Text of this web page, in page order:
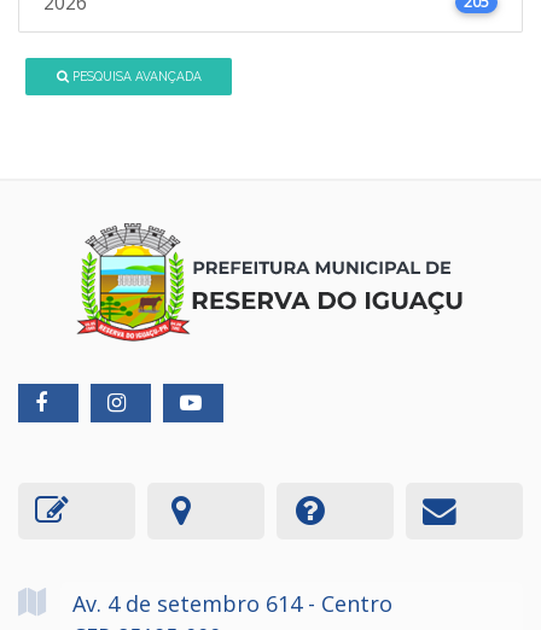
PESQUISA AVANÇADA
Av. 4 de setembro 614 - Centro